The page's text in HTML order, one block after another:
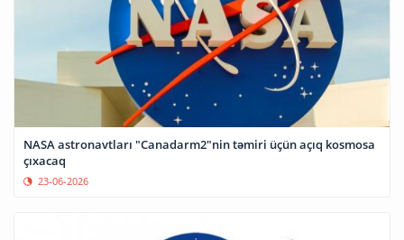
NASA astronavtları "Canadarm2"nin təmiri üçün açıq kosmosa
çıxacaq
23-06-2026